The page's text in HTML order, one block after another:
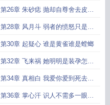
第26章 朱砂痣 抛却自尊舍去皮囊
唯命是从
第28章 风月斗 弱者的愤怒只是上
位者的消遣
第30章 起疑心 谁是黄雀谁是螳螂
第32章 飞来祸 她明明是装孕怎会
真的害喜
第34章 真相白 我爱你爱到死去活
来
第36章 掌心汗 识人不需多一眼足